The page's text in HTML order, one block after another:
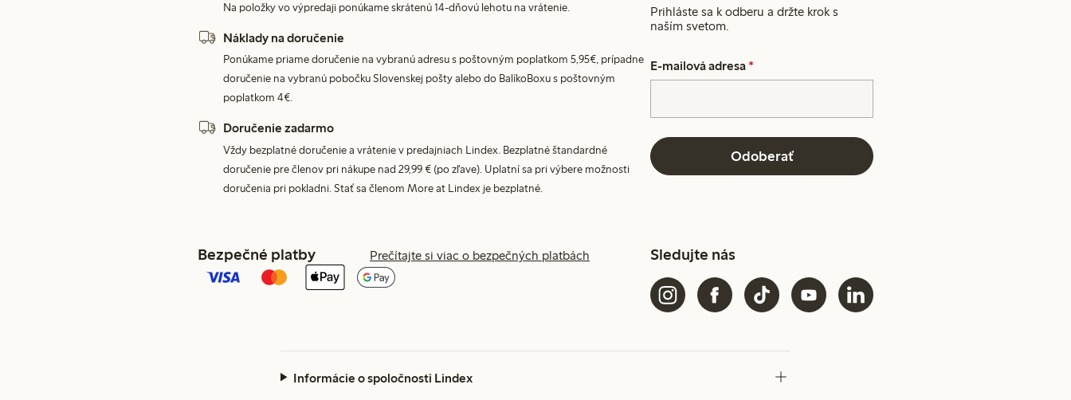
Na položky vo výpredaji ponúkame skrátenú 14-dňovú lehotu na vrátenie.
Náklady na doručenie
Ponúkame priame doručenie na vybranú adresu s poštovným poplatkom 5,95€, prípadne
doručenie na vybranú pobočku Slovenskej pošty alebo do BalíkoBoxu s poštovným
poplatkom 4€.
Doručenie zadarmo
Vždy bezplatné doručenie a vrátenie v predajniach Lindex. Bezplatné štandardné
doručenie pre členov pri nákupe nad 29,99 € (po zľave). Uplatní sa pri výbere možnosti
doručenia pri pokladni. Stať sa členom More at Lindex je bezplatné.
Prihláste sa k odberu a držte krok s
naším svetom.
E-mailová adresa *
Odoberať
Bezpečné platby Prečítajte si viac o bezpečných platbách Sledujte nás
Informácie o spoločnosti Lindex